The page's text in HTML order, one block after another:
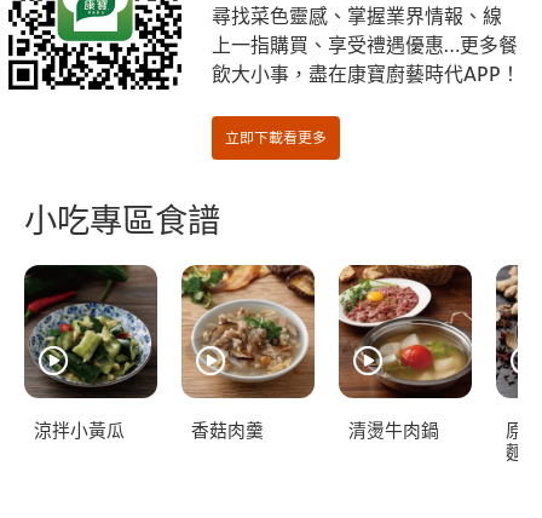
尋找菜色靈感、掌握業界情報、線
上一指購買、享受禮遇優惠…更多餐
飲大小事，盡在康寶廚藝時代APP！
小吃專區食譜
涼拌小黃瓜 香菇肉羹 清燙牛肉鍋
原
麵